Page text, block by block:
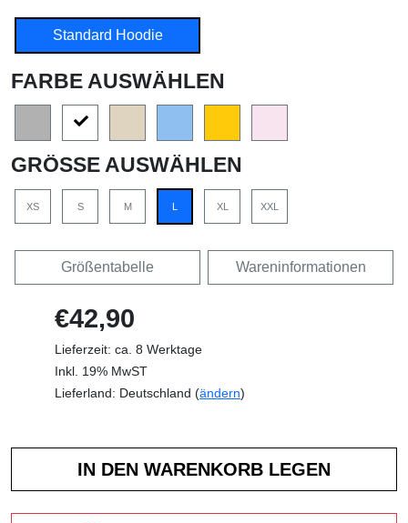
Standard Hoodie
FARBE AUSWÄHLEN
GRÖSSE AUSWÄHLEN
XS S M L XL XXL
Größentabelle Wareninformationen
€42,90
Lieferzeit: ca. 8 Werktage
Inkl. 19% MwST
Lieferland: Deutschland (ändern)